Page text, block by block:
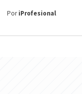
PoriProfesional